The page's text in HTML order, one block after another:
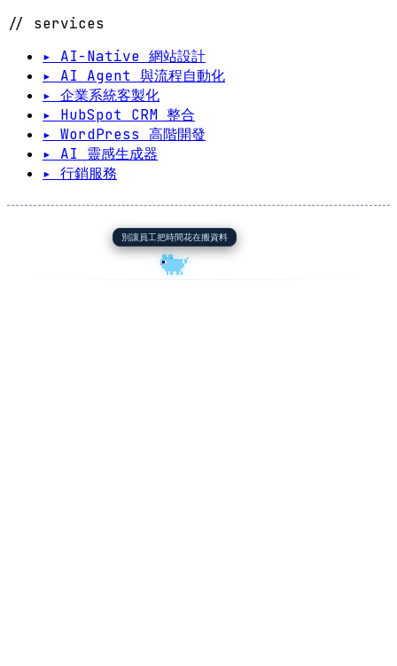
// services
▸ AI-Native 網站設計
▸ AI Agent 與流程自動化
▸ 企業系統客製化
▸ HubSpot CRM 整合
▸ WordPress 高階開發
▸ AI 靈感生成器
▸ 行銷服務
別讓員工把時間花在搬資料